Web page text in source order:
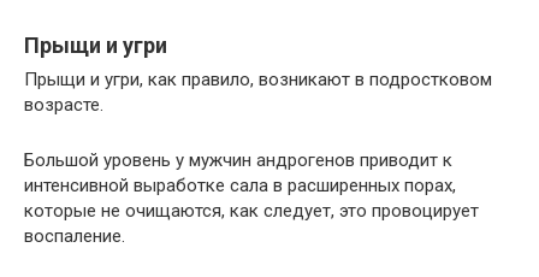
Прыщи и угри
Прыщи и угри, как правило, возникают в подростковом
возрасте.
Большой уровень у мужчин андрогенов приводит к
интенсивной выработке сала в расширенных порах,
которые не очищаются, как следует, это провоцирует
воспаление.